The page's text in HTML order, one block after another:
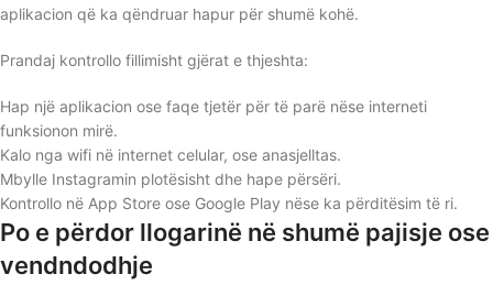
aplikacion që ka qëndruar hapur për shumë kohë.
Prandaj kontrollo fillimisht gjërat e thjeshta:
Hap një aplikacion ose faqe tjetër për të parë nëse interneti
funksionon mirë.
Kalo nga wifi në internet celular, ose anasjelltas.
Mbylle Instagramin plotësisht dhe hape përsëri.
Kontrollo në App Store ose Google Play nëse ka përditësim të ri.
Po e përdor llogarinë në shumë pajisje ose
vendndodhje